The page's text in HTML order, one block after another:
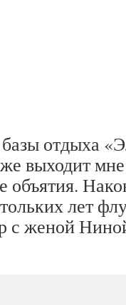
отдыха
выходит мне
объятия.
лет
женой